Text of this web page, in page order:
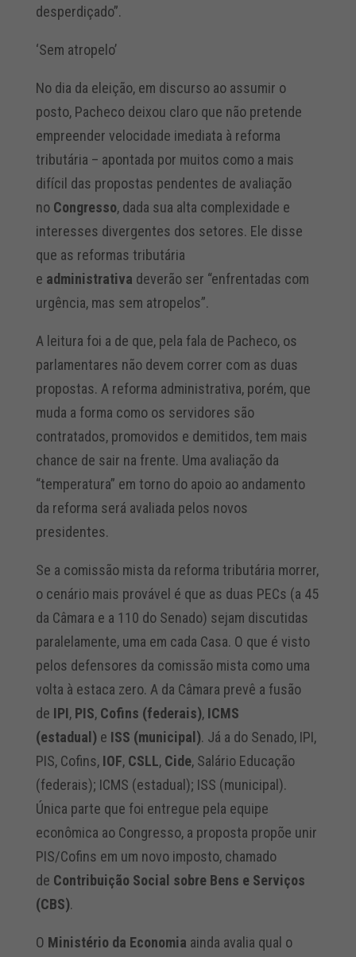
desperdiçado”.
‘Sem atropelo’
No dia da eleição, em discurso ao assumir o
posto, Pacheco deixou claro que não pretende
empreender velocidade imediata à reforma
tributária – apontada por muitos como a mais
difícil das propostas pendentes de avaliação
no Congresso, dada sua alta complexidade e
interesses divergentes dos setores. Ele disse
que as reformas tributária
e administrativa deverão ser “enfrentadas com
urgência, mas sem atropelos”.
A leitura foi a de que, pela fala de Pacheco, os
parlamentares não devem correr com as duas
propostas. A reforma administrativa, porém, que
muda a forma como os servidores são
contratados, promovidos e demitidos, tem mais
chance de sair na frente. Uma avaliação da
“temperatura” em torno do apoio ao andamento
da reforma será avaliada pelos novos
presidentes.
Se a comissão mista da reforma tributária morrer,
o cenário mais provável é que as duas PECs (a 45
da Câmara e a 110 do Senado) sejam discutidas
paralelamente, uma em cada Casa. O que é visto
pelos defensores da comissão mista como uma
volta à estaca zero. A da Câmara prevê a fusão
de IPI, PIS, Cofins (federais), ICMS
(estadual)e ISS (municipal). Já a do Senado, IPI,
PIS, Cofins, IOF, CSLL, Cide, Salário Educação
(federais); ICMS (estadual); ISS (municipal).
Única parte que foi entregue pela equipe
econômica ao Congresso, a proposta propõe unir
PIS/Cofins em um novo imposto, chamado
de Contribuição Social sobre Bens e Serviços
(CBS).
O Ministério da Economia ainda avalia qual o